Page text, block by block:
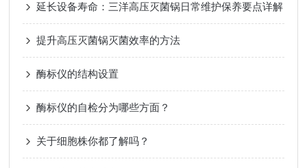
延长设备寿命：三洋高压灭菌锅日常维护保养要点详解
提升高压灭菌锅灭菌效率的方法
酶标仪的结构设置
酶标仪的自检分为哪些方面？
关于细胞株你都了解吗？